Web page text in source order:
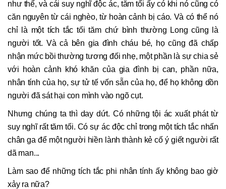
như thế, và cái suy nghĩ độc ác, tăm tối ấy có khi nó cũng có
căn nguyên từ cái nghèo, từ hoàn cảnh bị cáo. Và có thể nó
chỉ là một tích tắc tối tăm chứ bình thường Long cũng là
người tốt. Và cả bên gia đình cháu bé, họ cũng đã chấp
nhận mức bồi thường tương đối nhẹ, một phần là sự chia sẻ
với hoàn cảnh khó khăn của gia đình bị can, phần nữa,
nhân tính của họ, sự tử tế vốn sẵn của họ, để họ không dồn
người đã sát hại con mình vào ngõ cụt.
Nhưng chúng ta thì day dứt. Có những tội ác xuất phát từ
suy nghĩ rất tăm tối. Có sự ác độc chỉ trong một tích tắc nhấn
chân ga để một người hiền lành thành kẻ cố ý giết người rất
dã man...
Làm sao để những tích tắc phi nhân tính ấy không bao giờ
xảy ra nữa?